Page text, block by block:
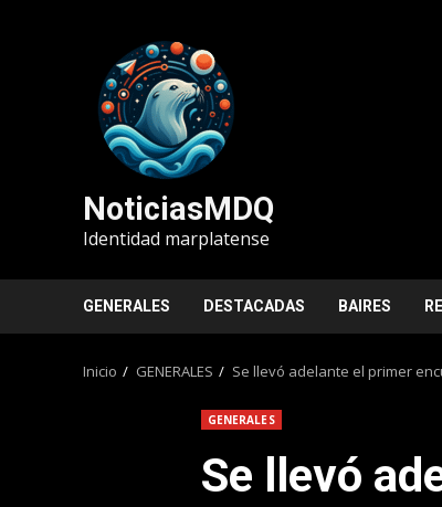
NoticiasMDQ
Identidad marplatense
GENERALES DESTACADAS BAIRES
Inicio GENERALES Se llevó adelante el primer
GENERALES
Se llevó